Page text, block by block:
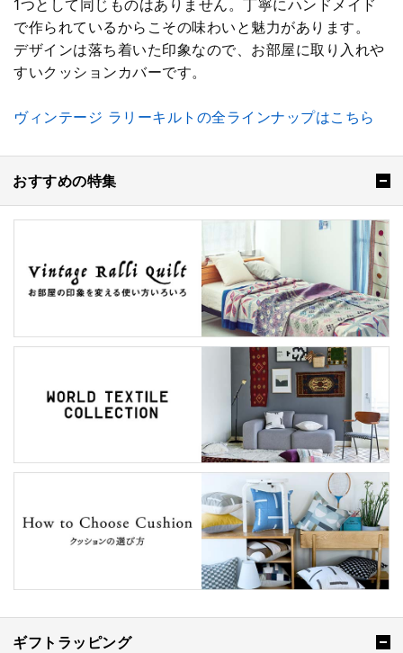
1つとして同じものはありません。丁寧にハンドメイド
で作られているからこその味わいと魅力があります。
デザインは落ち着いた印象なので、お部屋に取り入れや
すいクッションカバーです。
ヴィンテージ ラリーキルトの全ラインナップはこちら
おすすめの特集
ギフトラッピング